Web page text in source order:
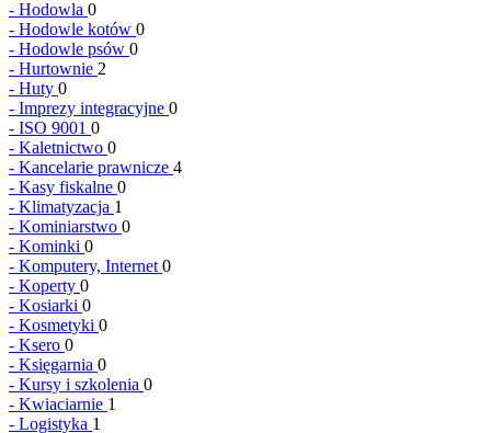
- Hodowla 0
- Hodowle kotów 0
- Hodowle psów 0
- Hurtownie 2
- Huty 0
- Imprezy integracyjne 0
- ISO 9001 0
- Kaletnictwo 0
- Kancelarie prawnicze 4
- Kasy fiskalne 0
- Klimatyzacja 1
- Kominiarstwo 0
- Kominki 0
- Komputery, Internet 0
- Koperty 0
- Kosiarki 0
- Kosmetyki 0
- Ksero 0
- Księgarnia 0
- Kursy i szkolenia 0
- Kwiaciarnie 1
- Logistyka 1